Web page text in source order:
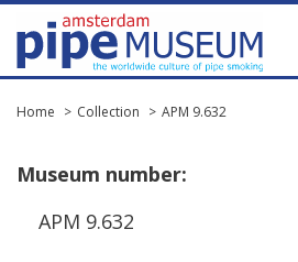
Home Collection APM 9.632
Museum number:
APM 9.632